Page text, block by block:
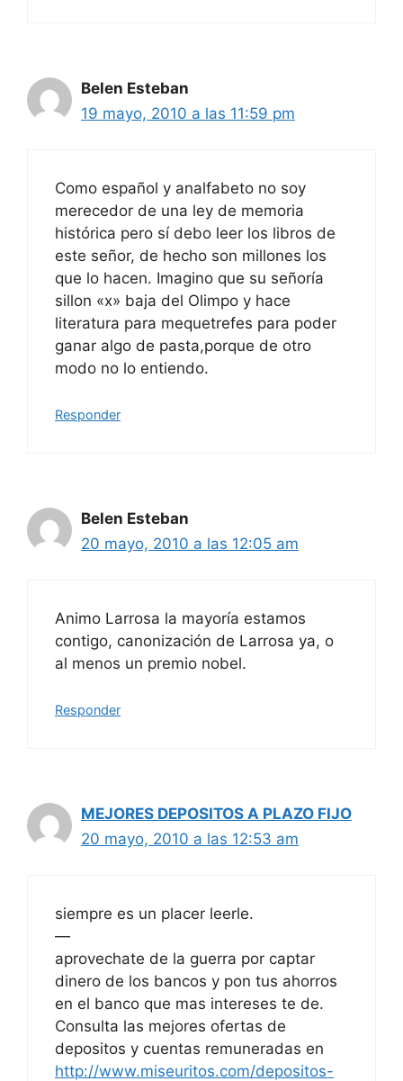
Belen Esteban
19 mayo, 2010 a las 11:59 pm
Como español y analfabeto no soy
merecedor de una ley de memoria
histórica pero sí debo leer los libros de
este señor, de hecho son millones los
que lo hacen. Imagino que su señoría
sillon «x» baja del Olimpo y hace
literatura para mequetrefes para poder
ganar algo de pasta,porque de otro
modo no lo entiendo.
Responder
Belen Esteban
20 mayo, 2010 a las 12:05 am
Animo Larrosa la mayoría estamos
contigo, canonización de Larrosa ya, o
al menos un premio nobel.
Responder
MEJORES DEPOSITOS A PLAZO FIJO
20 mayo, 2010 a las 12:53 am
siempre es un placer leerle.
—
aprovechate de la guerra por captar
dinero de los bancos y pon tus ahorros
en el banco que mas intereses te de.
Consulta las mejores ofertas de
depositos y cuentas remuneradas en
http://www.miseuritos.com/depositos-